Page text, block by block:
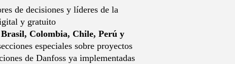
de decisiones y líderes de la
y gratuito
Colombia, Chile, Perú y
especiales sobre proyectos
de Danfoss ya implementadas